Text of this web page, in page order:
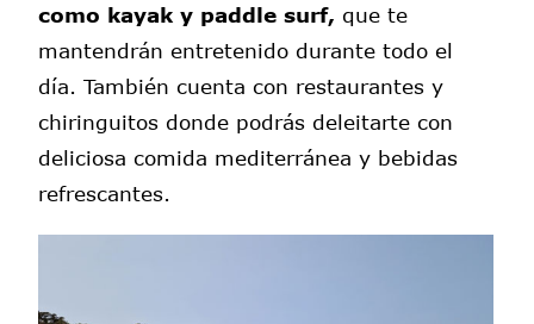
como kayak y paddle surf, que te
mantendrán entretenido durante todo el
día. También cuenta con restaurantes y
chiringuitos donde podrás deleitarte con
deliciosa comida mediterránea y bebidas
refrescantes.